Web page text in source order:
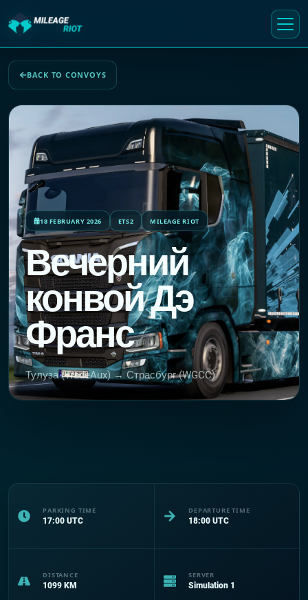
BACK TO CONVOYS
18 FEBRUARY 2026 ETS2 MILEAGE RIOT
Вечерний
конвой Дэ
Франс
Тулуза (TradeAux) → Страсбург (WGCC)
PARKING TIME
17:00 UTC
DEPARTURE TIME
18:00 UTC
DISTANCE
1099 KM
SERVER
Simulation 1